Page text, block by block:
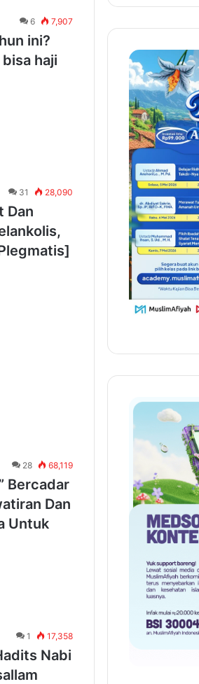
6 7,907
ini?
haji
31 28,090
Dan
28 68,119
Bercadar
Dan
Untuk
1 17,358
Nabi